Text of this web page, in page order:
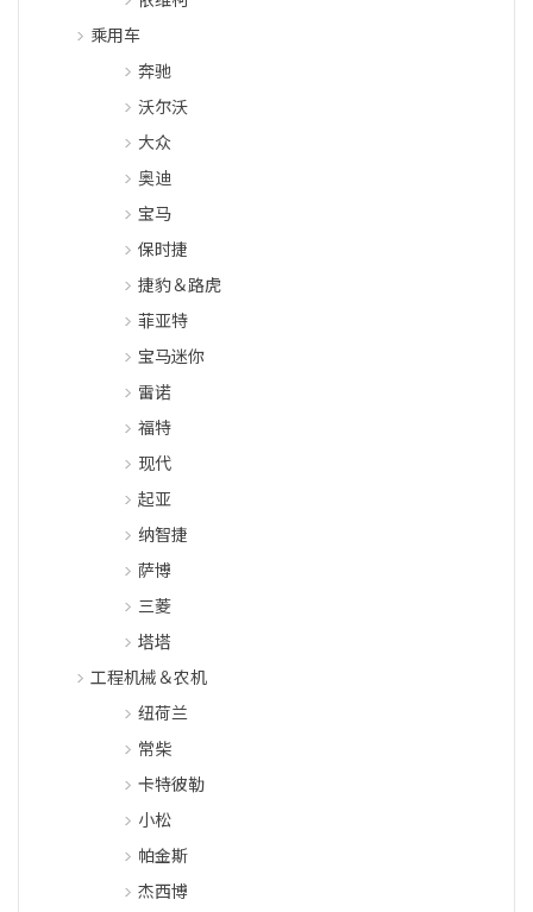
乘用车
奔驰
沃尔沃
大众
奥迪
宝马
保时捷
捷豹＆路虎
菲亚特
宝马迷你
雷诺
福特
现代
起亚
纳智捷
萨博
三菱
塔塔
工程机械＆农机
纽荷兰
常柴
卡特彼勒
小松
帕金斯
杰西博